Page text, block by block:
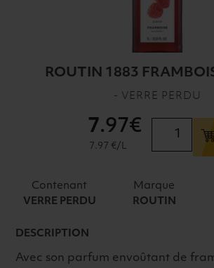
ROUTIN 1883
- VERRE PERDU
ROUTIN
7.97€
7.97 €/L
Contenant
VERRE PERDU
Marque
ROUTIN
DESCRIPTION
Avec son parfum envoûtant de